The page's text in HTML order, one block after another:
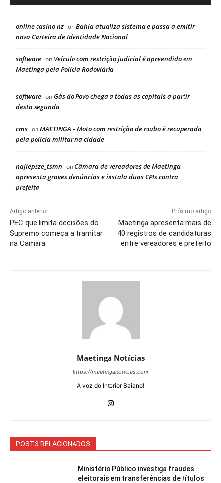
online casino nz onBahia atualiza sistema e passa a emitir
nova Carteira de Identidade Nacional
software on Veículo com restrição judicial é apreendido em
Maetinga pela Polícia Rodoviária
software onGás do Povo chega a todas as capitais a partir
desta segunda
cms onMAETINGA – Moto com restrição de roubo é recuperada
pela polícia militar na cidade
najlepsze_tsmn onCâmara de vereadores de Maetinga
apresenta graves denúncias e instala duas CPIs contra
prefeita
Artigo anterior
PEC que limita decisões do
Supremo começa a tramitar
na Câmara
Próximo artigo
Maetinga apresenta mais de
40 registros de candidaturas
entre vereadores e prefeito
Maetinga Notícias
https://maetinganoticias.com
A voz do Interior Baiano!
POSTS RELACIONADOS
Ministério Público investiga fraudes
eleitorais em transferências de títulos